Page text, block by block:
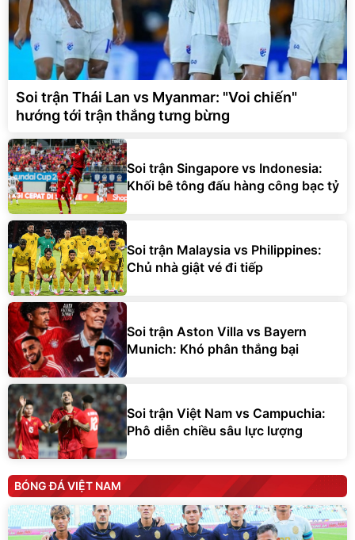
Soi trận Thái Lan vs Myanmar: "Voi chiến"
hướng tới trận thắng tưng bừng
Soi trận Singapore vs Indonesia:
Khối bê tông đấu hàng công bạc tỷ
Soi trận Malaysia vs Philippines:
Chủ nhà giật vé đi tiếp
Soi trận Aston Villa vs Bayern
Munich: Khó phân thắng bại
Soi trận Việt Nam vs Campuchia:
Phô diễn chiều sâu lực lượng
BÓNG ĐÁ VIỆT NAM